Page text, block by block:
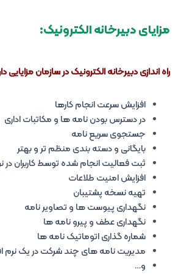
مزایای دبیرخانه الکترونیک:
راه اندازی دبیرخانه الکترونیک در سازمان مزایایی
افزایش سرعت انجام کارها
در دسترس بودن نامه ها و مکاتبات اداری
جستجوی سریع نامه
بایگانی و دسته بندی منظم تر و بهتر
ثبت فعالیت انجام شده توسط کاربران در
افزایش امنیت طلاعات
تهیه نسخه پشتیبان
نگهداری پیوست ها و تصاویر نامه
نگهداری عطف و پیرو نامه ها
شماره گذاری اتوماتیک نامه ها
مدیریت نامه های چند شرکت در یک نرم
و…